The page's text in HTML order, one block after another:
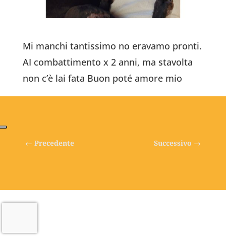
Mi manchi tantissimo no eravamo pronti.
AI combattimento x 2 anni, ma stavolta
non c’è lai fata Buon poté amore mio
← Precedente Successivo →